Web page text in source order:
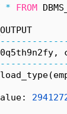
* FROM